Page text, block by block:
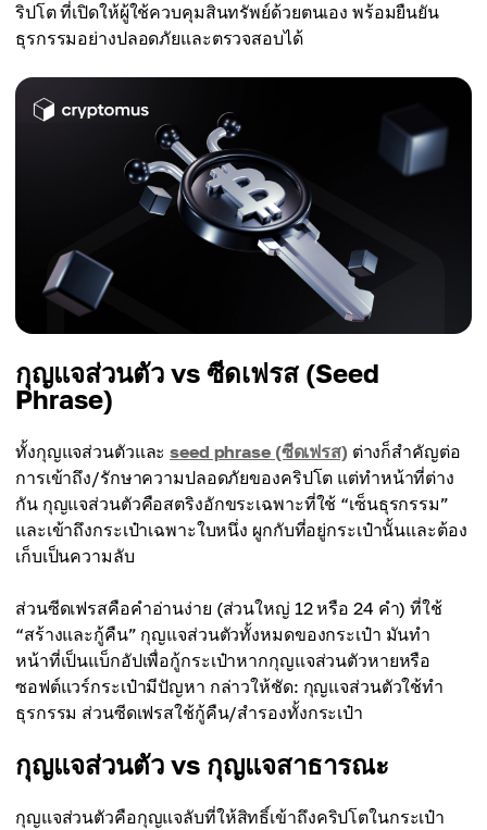
ริปโต ที่เปิดให้ผู้ใช้ควบคุมสินทรัพย์ด้วยตนเอง พร้อมยืนยัน
ธุรกรรมอย่างปลอดภัยและตรวจสอบได้
กุญแจส่วนตัว vs ซีดเฟรส (Seed
Phrase)
ทั้งกุญแจส่วนตัวและseed phrase (ซีดเฟรส) ต่างก็สำคัญต่อ
การเข้าถึง/รักษาความปลอดภัยของคริปโต แต่ทำหน้าที่ต่าง
กัน กุญแจส่วนตัวคือสตริงอักขระเฉพาะที่ใช้ “เซ็นธุรกรรม”
และเข้าถึงกระเป๋าเฉพาะใบหนึ่ง ผูกกับที่อยู่กระเป๋านั้นและต้อง
เก็บเป็นความลับ
ส่วนซีดเฟรสคือคำอ่านง่าย (ส่วนใหญ่ 12 หรือ 24 คำ) ที่ใช้
“สร้างและกู้คืน” กุญแจส่วนตัวทั้งหมดของกระเป๋า มันทำ
หน้าที่เป็นแบ็กอัปเพื่อกู้กระเป๋าหากกุญแจส่วนตัวหายหรือ
ซอฟต์แวร์กระเป๋ามีปัญหา กล่าวให้ชัด: กุญแจส่วนตัวใช้ทำ
ธุรกรรม ส่วนซีดเฟรสใช้กู้คืน/สำรองทั้งกระเป๋า
กุญแจส่วนตัว vs กุญแจสาธารณะ
กุญแจส่วนตัวคือกุญแจลับที่ให้สิทธิ์เข้าถึงคริปโตในกระเป๋า